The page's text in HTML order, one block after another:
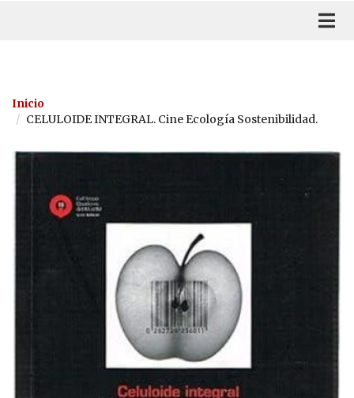
Inicio
CELULOIDE INTEGRAL. Cine Ecología Sostenibilidad.